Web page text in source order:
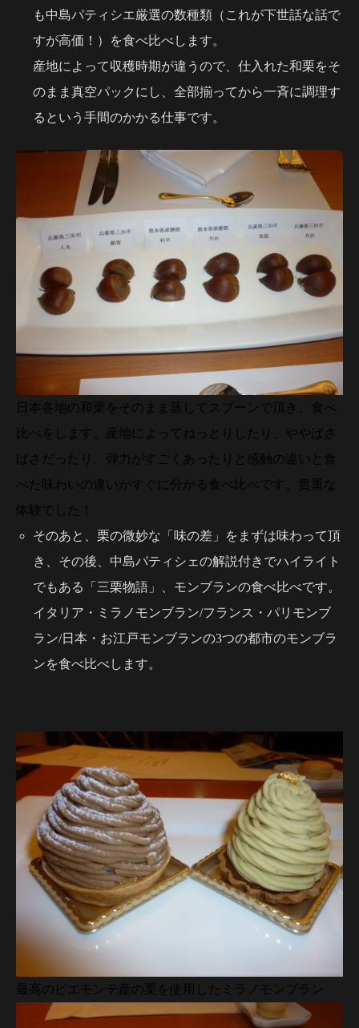
も中島パティシエ厳選の数種類（これが下世話な話で
すが高価！）を食べ比べします。
産地によって収穫時期が違うので、仕入れた和栗をそ
のまま真空パックにし、全部揃ってから一斉に調理す
るという手間のかかる仕事です。
日本各地の和栗をそのまま蒸してスプーンで頂き、食べ
比べをします。産地によってねっとりしたり、ややぱさ
ぱさだったり、弾力がすごくあったりと感触の違いと食
べた味わいの違いがすぐに分かる食べ比べです。貴重な
体験でした！
そのあと、栗の微妙な「味の差」をまずは味わって頂
き、その後、中島パティシェの解説付きでハイライト
でもある「三栗物語」、モンブランの食べ比べです。
イタリア・ミラノモンブラン/フランス・パリモンブ
ラン/日本・お江戸モンブランの3つの都市のモンブラ
ンを食べ比べします。
最高のピエモンテ産の栗を使用したミラノモンブラン